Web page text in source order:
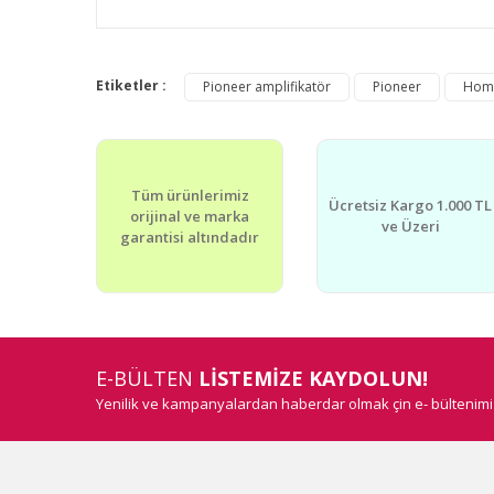
Görüş ve önerileriniz için teşekkür ederiz.
Ürün resmi kalitesiz, bozuk veya görüntülenemiyor.
Ürün bilgilerinde hatalar bulunuyor.
Ürün fiyatı diğer sitelerden daha pahalı.
Etiketler : Pioneer amplifikatör Pioneer
Tüm ürünlerimiz
orijinal ve marka
garantisi altındadır
Ücretsiz Kargo 1.000 TL
ve Üzeri
E-BÜLTEN LİSTEMİZE KAYDOLUN!
Yenilik ve kampanyalardan haberdar olmak çin e-